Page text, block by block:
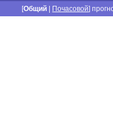
[Общий Почасовой]